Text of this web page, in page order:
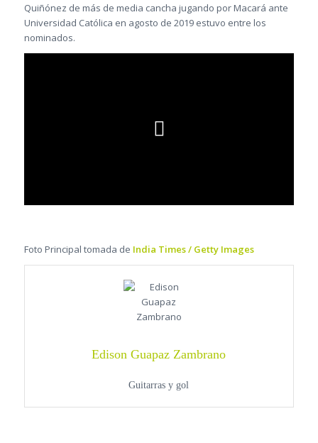
Quiñónez de más de media cancha jugando por Macará ante
Universidad Católica en agosto de 2019 estuvo entre los
nominados.
Foto Principal tomada de India Times / Getty Images
Edison Guapaz Zambrano
Guitarras y gol